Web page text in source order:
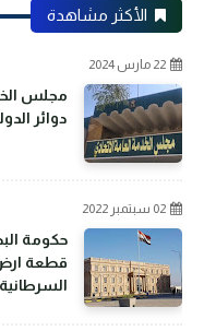
الأكثر مشاهدة
22 مارس 2024
مجلس
دوائر
02 سبتمبر 2022
حكومة
قطعة ارض
السرطانية